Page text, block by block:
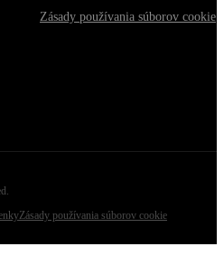
Zásady používania súborov cookie
Zásady používania súborov cookie